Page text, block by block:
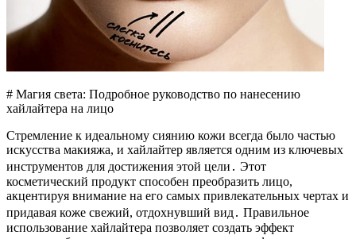
# Магия света: Подробное руководство по нанесению
хайлайтера на лицо
Стремление к идеальному сиянию кожи всегда было частью
искусства макияжа, и хайлайтер является одним из ключевых
инструментов для достижения этой цели․ Этот
косметический продукт способен преобразить лицо,
акцентируя внимание на его самых привлекательных чертах и
придавая коже свежий, отдохнувший вид․ Правильное
использование хайлайтера позволяет создать эффект